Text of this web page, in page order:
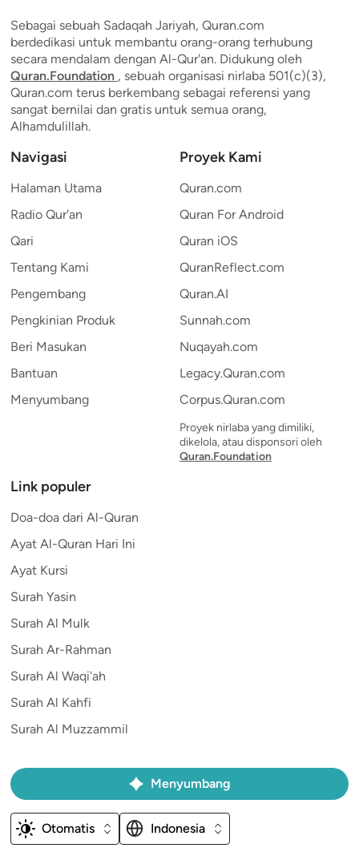
Sebagai sebuah Sadaqah Jariyah, Quran.com
berdedikasi untuk membantu orang-orang terhubung
secara mendalam dengan Al-Qur'an. Didukung oleh
Quran.Foundation , sebuah organisasi nirlaba 501(c)(3),
Quran.com terus berkembang sebagai referensi yang
sangat bernilai dan gratis untuk semua orang,
Alhamdulillah.
Navigasi
Halaman Utama
Radio Qur'an
Qari
Tentang Kami
Pengembang
Pengkinian Produk
Beri Masukan
Bantuan
Menyumbang
Proyek Kami
Quran.com
Quran For Android
Quran iOS
QuranReflect.com
Quran.AI
Sunnah.com
Nuqayah.com
Legacy.Quran.com
Corpus.Quran.com
Proyek nirlaba yang dimiliki,
dikelola, atau disponsori oleh
Quran.Foundation
Link populer
Doa-doa dari Al-Quran
Ayat Al-Quran Hari Ini
Ayat Kursi
Surah Yasin
Surah Al Mulk
Surah Ar-Rahman
Surah Al Waqi'ah
Surah Al Kahfi
Surah Al Muzzammil
Menyumbang
Otomatis Indonesia